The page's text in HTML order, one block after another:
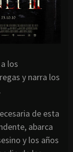
los
y narra los
de esta
abarca
y los años